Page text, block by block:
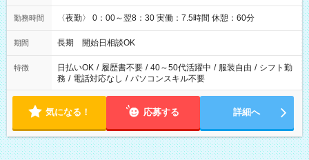
勤務時間 〈夜勤〉 0：00～翌8：30 実働：7.5時間 休憩：60分
期間 長期 開始日相談OK
特徴 日払いOK / 履歴書不要 / 40～50代活躍中 / 服装自由 / シフト勤
務 / 電話対応なし / パソコンスキル不要
気になる！ 応募する 詳細へ